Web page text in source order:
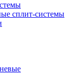
сплит-системы